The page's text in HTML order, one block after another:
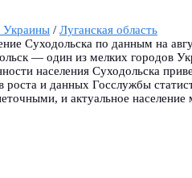
Украины / Луганская область
Суходольска по данным на
— один из мелких городов
населения Суходольска
роста и данных Госслужбы
и актуальное